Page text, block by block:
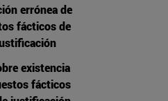
errónea de
fácticos de
existencia
fácticos